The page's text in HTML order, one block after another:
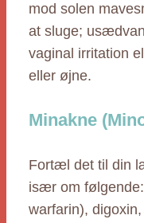
mod solen
at sluge;
vaginal irritation
eller øjne.
Minakne
Fortæl det til din
især om
warfarin),